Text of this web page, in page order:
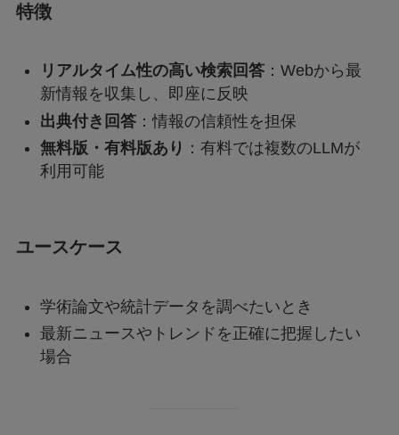
特徴
リアルタイム性の高い検索回答：Webから最
新情報を収集し、即座に反映
出典付き回答：情報の信頼性を担保
無料版・有料版あり ：有料では複数のLLMが
利用可能
ユースケース
学術論文や統計データを調べたいとき
最新ニュースやトレンドを正確に把握したい
場合